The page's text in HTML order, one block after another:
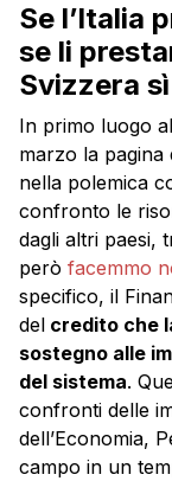
Se l’Italia
se li
Svizzera sì
In primo luogo
marzo la pagina
nella polemica
confronto le
dagli altri paesi,
però facemmo
specifico, il
del credito che
sostegno alle
del sistema.
confronti delle
dell’Economia,
campo in un